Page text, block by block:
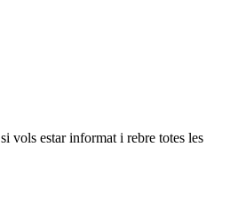
vols estar informat i rebre totes les